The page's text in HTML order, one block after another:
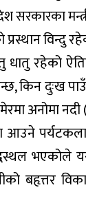
सरकारका
प्रस्थान विन्दु
रहेको
किन दुःख
अनोमा
आउने
भएकोले
बहृत्तर